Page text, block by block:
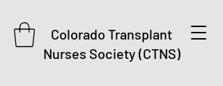
Colorado Transplant
Nurses Society (CTNS)